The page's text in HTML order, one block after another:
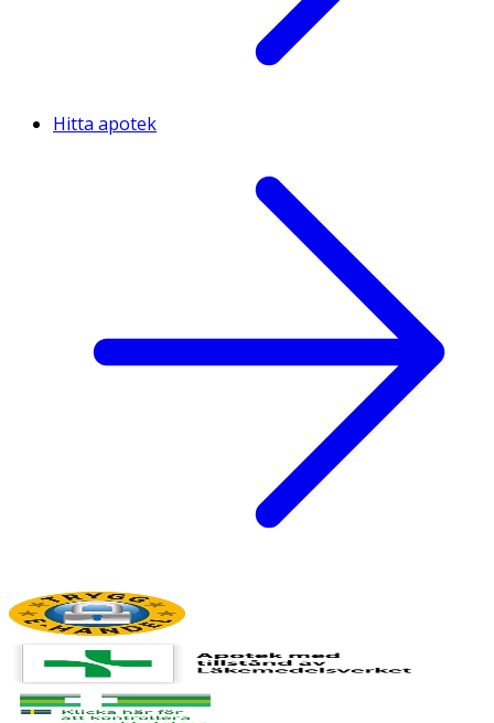
Hitta apotek